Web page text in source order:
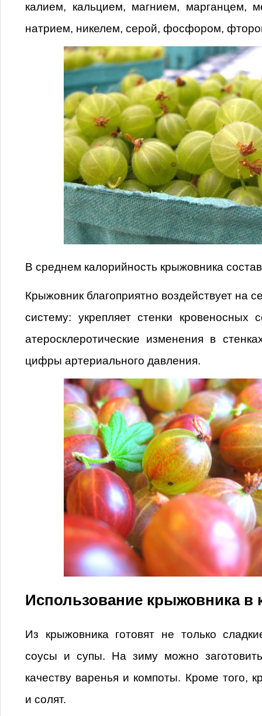
калием, кальцием, магнием, марганцем,
натрием, никелем, серой, фосфором,
В среднем калорийность крыжовника
Крыжовник благоприятно воздействует на
систему: укрепляет стенки кровеносных
атеросклеротические изменения в
цифры артериального давления.
Использование крыжовника в
Из крыжовника готовят не только
соусы и супы. На зиму можно
качеству варенья и компоты. Кроме того,
и солят.